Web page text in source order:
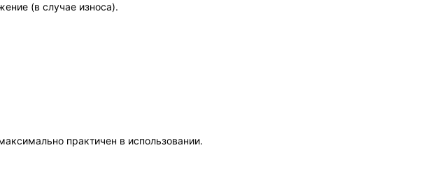
(в случае износа).
практичен в использовании.